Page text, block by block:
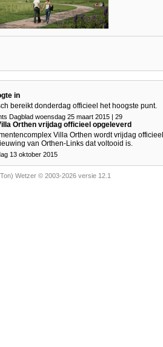
in
bereikt donderdag officieel het hoogste punt.
Dagblad woensdag 25 maart 2015 | 29
Orthen vrijdag officieel opgeleverd
Villa Orthen wordt vrijdag
van Orthen-Links dat voltooid is.
13 oktober 2015
Wetzer © 2003-2026 versie 12.1